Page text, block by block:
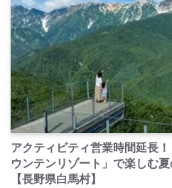
アクティビティ営業時間延長
ウンテンリゾート」で楽しむ
【長野県白馬村】